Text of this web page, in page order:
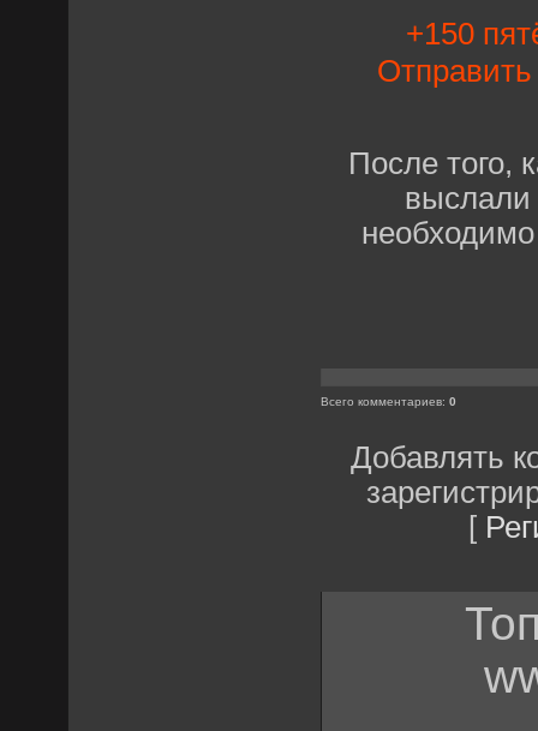
+150
После того,
выслали
Всего комментариев:0
Добавлять
[